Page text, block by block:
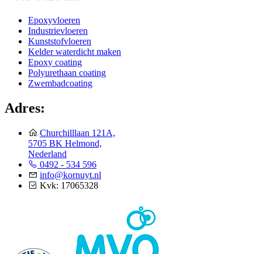
Epoxyvloeren
Industrievloeren
Kunststofvloeren
Kelder waterdicht maken
Epoxy coating
Polyurethaan coating
Zwembadcoating
Adres:
Churchilllaan 121A,
5705 BK Helmond,
Nederland
0492 - 534 596
info@kornuyt.nl
Kvk: 17065328